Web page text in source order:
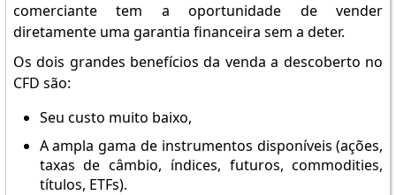
comerciante tem a oportunidade de vender
diretamente uma garantia financeira sem a deter.
Os dois grandes benefícios da venda a descoberto no
CFD são:
Seu custo muito baixo,
A ampla gama de instrumentos disponíveis (ações,
taxas de câmbio, índices, futuros, commodities,
títulos, ETFs).